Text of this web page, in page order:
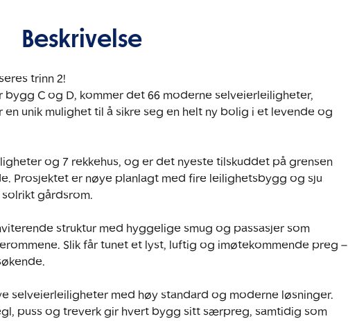
Beskrivelse
trinn 2!
C og D, kommer det 66 moderne selveierleiligheter,
unik mulighet til å sikre seg en helt ny bolig i et levende og
og 7 rekkehus, og er det nyeste tilskuddet på grensen
Prosjektet er nøye planlagt med fire leilighetsbygg og sju
gårdsrom.
struktur med hyggelige smug og passasjer som
Slik får tunet et lyst, luftig og imøtekommende preg –
selveierleiligheter med høy standard og moderne løsninger.
puss og treverk gir hvert bygg sitt særpreg, samtidig som